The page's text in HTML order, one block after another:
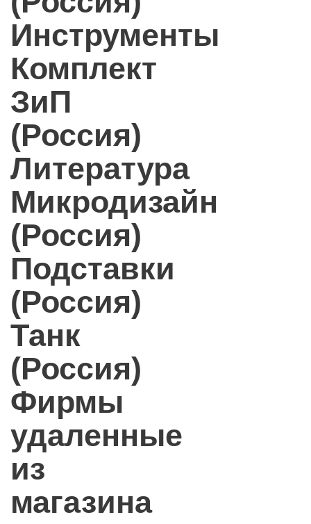
Инструменты
Комплект
ЗиП
(Россия)
Литература
Микродизайн
(Россия)
Подставки
(Россия)
Танк
(Россия)
Фирмы
удаленные
из
магазина